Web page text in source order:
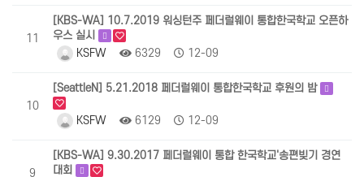
11
[KBS-WA] 10.7.2019 워싱턴주 페더럴웨이 통합한국학교 오픈하
우스 실시
KSFW
6329 12-09
10
[SeattleN] 5.21.2018 페더럴웨이 통합한국학교 후원의 밤
KSFW 6129 12-09
9
[KBS-WA] 9.30.2017 페더럴웨이 통합 한국학교'송편빚기 경연
대회